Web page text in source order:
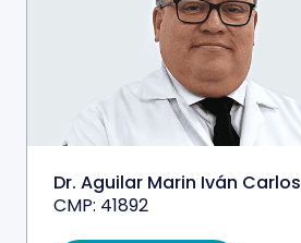
Dr. Aguilar Marin Iván Carlos
CMP: 41892